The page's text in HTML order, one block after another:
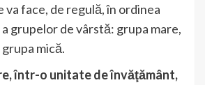
va face, de regulă, în ordinea
grupelor de vârstă: grupa mare,
mică.
într-o unitate de învăţământ,